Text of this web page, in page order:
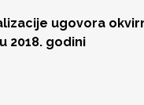
ugovora
2018. godini